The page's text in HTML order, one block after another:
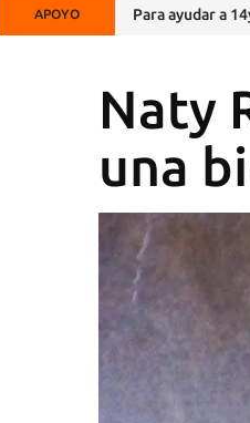
APOYO Para ayudar a
Naty
una